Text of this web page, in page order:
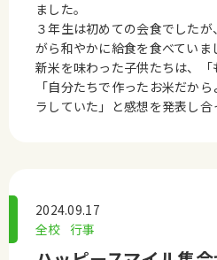
ました。
３年生は初めての会食でした
がら和やかに給食を食べていま
新米を味わった子供たちは、「
「自分たちで作ったお米だか
ラしていた」と感想を発表し合
2024.09.17
全校 行事